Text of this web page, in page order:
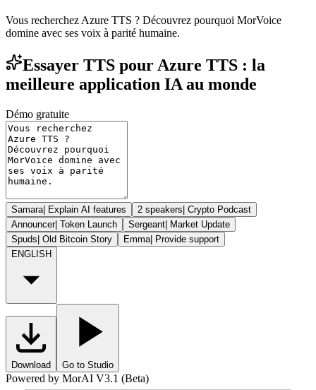
Vous recherchez Azure TTS ? Découvrez pourquoi MorVoice
domine avec ses voix à parité humaine.
Essayer TTS pour Azure TTS : la
meilleure application IA au monde
Démo gratuite
Samara| Explain AI features 2 speakers| Crypto Podcast
Announcer| Token Launch Sergeant| Market Update
Spuds| Old Bitcoin Story Emma| Provide support
ENGLISH
Download Go to Studio
Powered by MorAI V3.1 (Beta)